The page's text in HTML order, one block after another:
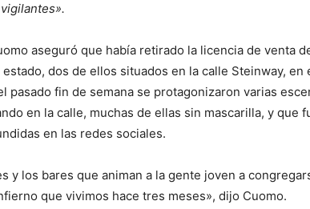
aseguró que había retirado la licencia de venta
dos de ellos situados en la calle Steinway, en
pasado fin de semana se protagonizaron varias
en la calle, muchas de ellas sin mascarilla, y que
en las redes sociales.
y los bares que animan a la gente joven a
que vivimos hace tres meses», dijo Cuomo.